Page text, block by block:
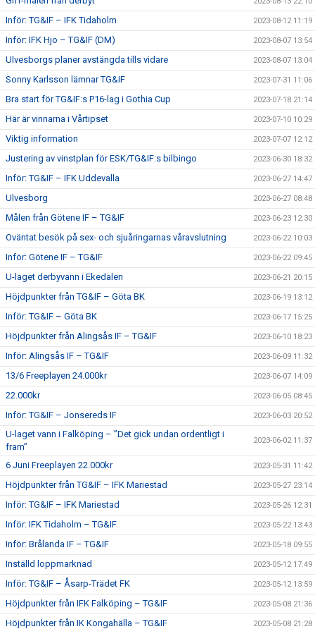
Inför: TG&IF – IFK Tidaholm 2023-08-12 11:19
Inför: IFK Hjo – TG&IF (DM) 2023-08-07 13:54
Ulvesborgs planer avstängda tills vidare 2023-08-07 13:04
Sonny Karlsson lämnar TG&IF 2023-07-31 11:06
Bra start för TG&IF:s P16-lag i Gothia Cup 2023-07-18 21:14
Här är vinnarna i Vårtipset 2023-07-10 10:29
Viktig information 2023-07-07 12:12
Justering av vinstplan för ESK/TG&IF:s bilbingo 2023-06-30 18:32
Inför: TG&IF – IFK Uddevalla 2023-06-27 14:47
Ulvesborg 2023-06-27 08:48
Målen från Götene IF – TG&IF 2023-06-23 12:30
Oväntat besök på sex- och sjuåringarnas våravslutning 2023-06-22 10:03
Inför: Götene IF – TG&IF 2023-06-22 09:45
U-laget derbyvann i Ekedalen 2023-06-21 20:15
Höjdpunkter från TG&IF – Göta BK 2023-06-19 13:12
Inför: TG&IF – Göta BK 2023-06-17 15:25
Höjdpunkter från Alingsås IF – TG&IF 2023-06-10 18:23
Inför: Alingsås IF – TG&IF 2023-06-09 11:32
13/6 Freeplayen 24.000kr 2023-06-07 14:09
22.000kr 2023-06-05 08:45
Inför: TG&IF – Jonsereds IF 2023-06-03 20:52
U-laget vann i Falköping – ”Det gick undan ordentligt i
fram”
2023-06-02 11:37
6 Juni Freeplayen 22.000kr 2023-05-31 11:42
Höjdpunkter från TG&IF – IFK Mariestad 2023-05-27 23:14
Inför: TG&IF – IFK Mariestad 2023-05-26 12:31
Inför: IFK Tidaholm – TG&IF 2023-05-22 13:43
Inför: Brålanda IF – TG&IF 2023-05-18 09:55
Inställd loppmarknad 2023-05-12 17:49
Inför: TG&IF – Åsarp-Trädet FK 2023-05-12 13:59
Höjdpunkter från IFK Falköping – TG&IF 2023-05-08 21:36
Höjdpunkter från IK Kongahälla – TG&IF 2023-05-08 21:28